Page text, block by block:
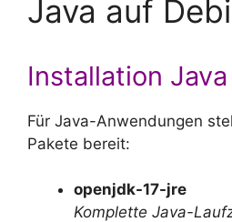
Java auf
Installation Java
Für Java-Anwendungen
Pakete bereit:
openjdk-17-jre
Komplette Java-